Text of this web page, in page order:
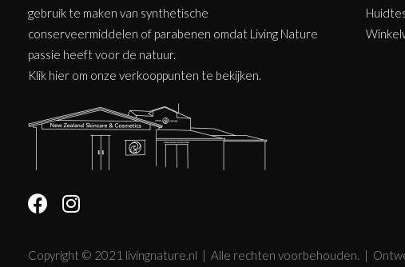
gebruik te maken van synthetische
conserveermiddelen of parabenen omdat Living Nature
passie heeft voor de natuur.
Klik hier om onze verkooppunten te bekijken.
Copyright © 2021 livingnature.nl | Alle rechten voorbehouden. |